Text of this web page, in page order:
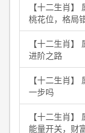
【十二生肖
桃花位，格局
【十二生肖
进阶之路
【十二生肖
一步吗
【十二生肖
能量开关，财